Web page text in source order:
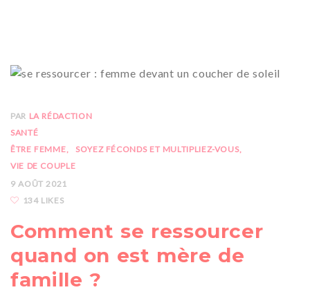
PAR LA RÉDACTION
SANTÉ
ÊTRE FEMME
SOYEZ FÉCONDS ET MULTIPLIEZ-VOUS
VIE DE COUPLE
9 AOÛT 2021
134 LIKES
Comment se ressourcer
quand on est mère de
famille ?